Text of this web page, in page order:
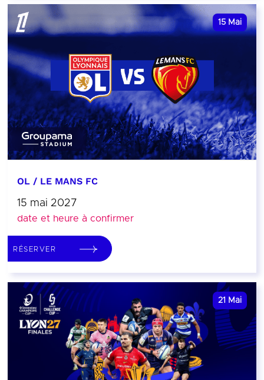
15 Mai
OL / LE MANS FC
15 mai 2027
date et heure à confirmer
RÉSERVER
21 Mai